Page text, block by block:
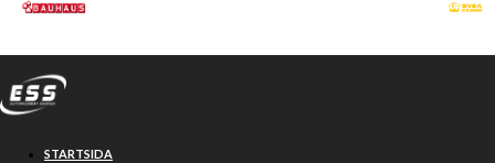
Hoppa till huvudinnehåll
STARTSIDA